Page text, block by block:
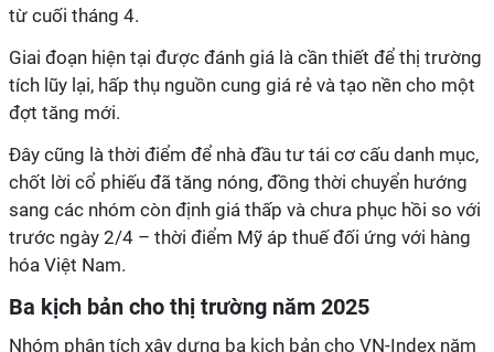
từ cuối tháng 4.
Giai đoạn hiện tại được đánh giá là cần thiết để thị trường
tích lũy lại, hấp thụ nguồn cung giá rẻ và tạo nền cho một
đợt tăng mới.
Đây cũng là thời điểm để nhà đầu tư tái cơ cấu danh mục,
chốt lời cổ phiếu đã tăng nóng, đồng thời chuyển hướng
sang các nhóm còn định giá thấp và chưa phục hồi so với
trước ngày 2/4 – thời điểm Mỹ áp thuế đối ứng với hàng
hóa Việt Nam.
Ba kịch bản cho thị trường năm 2025
Nhóm phân tích xây dựng ba kịch bản cho VN-Index năm